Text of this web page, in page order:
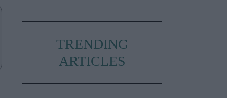
TRENDING
ARTICLES